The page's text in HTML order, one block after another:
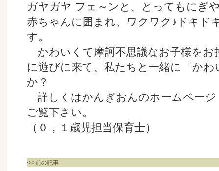
ガヤガヤ フェ～ンと、とってもにぎ
赤ちゃんに囲まれ、ワクワク♪ドキド
す。
かわいくて摩訶不思議なお子様をお
に遊びに来て、私たちと一緒に『か
か？
詳しくはかんぎおんのホームページ
ご覧下さい。
（０，１歳児担当保育士）
<< 前の記事